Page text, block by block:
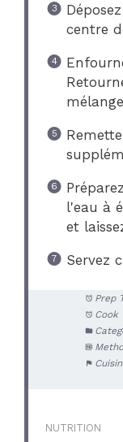
centre
l'eau à
et
Servez
Prep
Cook
NUTRITION